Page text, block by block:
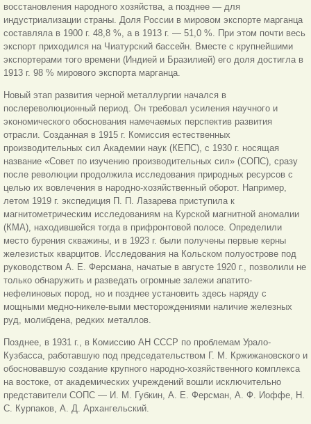
восстановления народного хозяйства, а позднее — для
индустриализации страны. Доля России в мировом экспорте марганца
составляла в 1900 г. 48,8 %, а в 1913 г. — 51,0 %. При этом почти весь
экспорт приходился на Чиатурский бассейн. Вместе с крупнейшими
экспортерами того времени (Индией и Бразилией) его доля достигла в
1913 г. 98 % мирового экспорта марганца.
Новый этап развития черной металлургии начался в
послереволюционный период. Он требовал усиления научного и
экономического обоснования намечаемых перспектив развития
отрасли. Созданная в 1915 г. Комиссия естественных
производительных сил Академии наук (КЕПС), с 1930 г. носящая
название «Совет по изучению производительных сил» (СОПС), сразу
после революции продолжила исследования природных ресурсов с
целью их вовлечения в народно-хозяйственный оборот. Например,
летом 1919 г. экспедиция П. П. Лазарева приступила к
магнитометрическим исследованиям на Курской магнитной аномалии
(КМА), находившейся тогда в прифронтовой полосе. Определили
место бурения скважины, и в 1923 г. были получены первые керны
железистых кварцитов. Исследования на Кольском полуострове под
руководством А. Е. Ферсмана, начатые в августе 1920 г., позволили не
только обнаружить и разведать огромные залежи апатито-
нефелиновых пород, но и позднее установить здесь наряду с
мощными медно-никеле-выми месторождениями наличие железных
руд, молибдена, редких металлов.
Позднее, в 1931 г., в Комиссию АН СССР по проблемам Урало-
Кузбасса, работавшую под председательством Г. М. Кржижановского и
обосновавшую создание крупного народно-хозяйственного комплекса
на востоке, от академических учреждений вошли исключительно
представители СОПС — И. М. Губкин, А. Е. Ферсман, А. Ф. Иоффе, Н.
С. Курпаков, А. Д. Архангельский.